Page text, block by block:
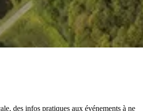
des infos pratiques aux événements à ne